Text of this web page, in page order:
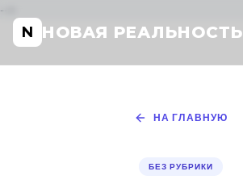
-->
N НОВАЯ РЕАЛЬНОСТЬ
НА ГЛАВНУЮ
БЕЗ РУБРИКИ